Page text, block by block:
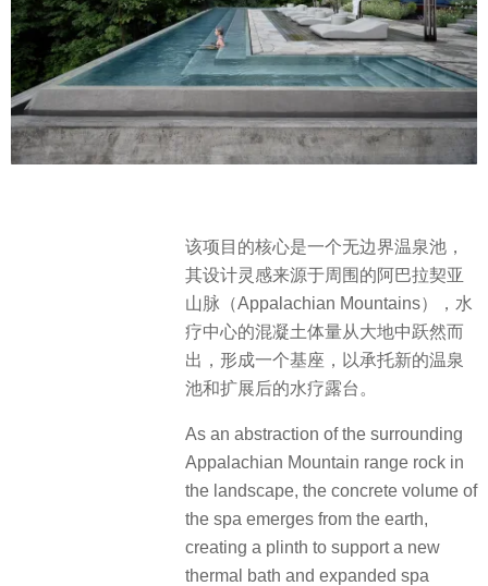
该项目的核心是一个无边界温泉池，
其设计灵感来源于周围的阿巴拉契亚
山脉（Appalachian Mountains），水
疗中心的混凝土体量从大地中跃然而
出，形成一个基座，以承托新的温泉
池和扩展后的水疗露台。
As an abstraction of the surrounding
Appalachian Mountain range rock in
the landscape, the concrete volume of
the spa emerges from the earth,
creating a plinth to support a new
thermal bath and expanded spa